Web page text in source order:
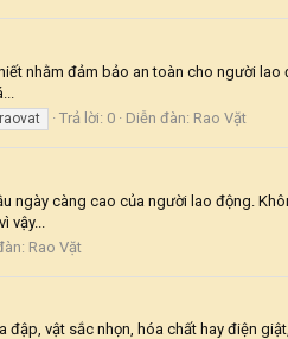
nhằm đảm bảo an toàn cho người lao
raovat Trả lời: 0 Diễn đàn: Rao Vặt
ngày càng cao của người lao động.
Rao Vặt
vật sắc nhọn, hóa chất hay điện